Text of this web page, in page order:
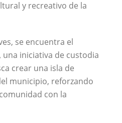
y recreativo de la
se encuentra el
iniciativa de custodia
crear una isla de
municipio, reforzando
con la